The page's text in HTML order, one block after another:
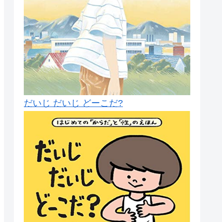
だいじ だいじ どーこだ?